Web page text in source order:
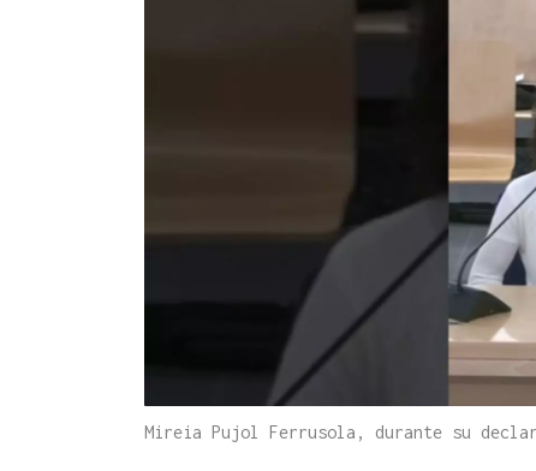
Mireia Pujol Ferrusola, durante su